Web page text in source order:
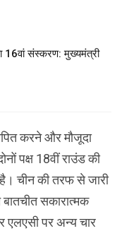
16वां संस्करण: मुख्यमंत्री
करने और मौजूदा
पक्ष 18वीं राउंड की
चीन की तरफ से जारी
बातचीत सकारात्मक
एलएसी पर अन्य चार